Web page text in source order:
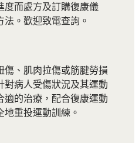
度而處方及訂購復康儀
。歡迎致電查詢。
傷、肌肉拉傷或筋腱勞損
對病人受傷狀況及其運動
適的治療，配合復康運動
重投運動訓練。